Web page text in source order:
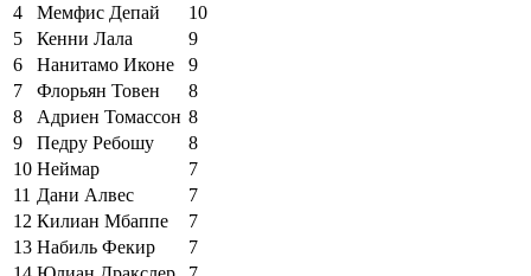
4
Мемфис Депай
10
5
Кенни Лала
9
6
Нанитамо Иконе
9
7
Флорьян Товен
8
8
Адриен Томассон 8
9
Педру Ребошу
8
10 Неймар
7
11 Дани Алвес
7
12 Килиан Мбаппе
7
13 Набиль Фекир
7